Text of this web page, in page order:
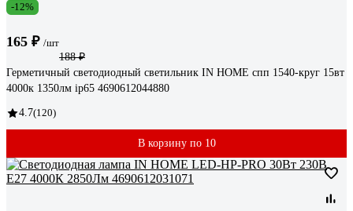
-12%
165 ₽ /шт
188 ₽
Герметичный светодиодный светильник IN HOME спп 1540-круг 15вт
4000к 1350лм ip65 4690612044880
4.7(120)
В корзину по 10